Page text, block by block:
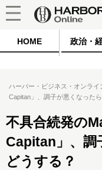
HOME 政治・
ハーバー・ビジネス・オンライ
Capitan」、調子が悪くなった
不具合続発の
Capitan」、調
どうする？